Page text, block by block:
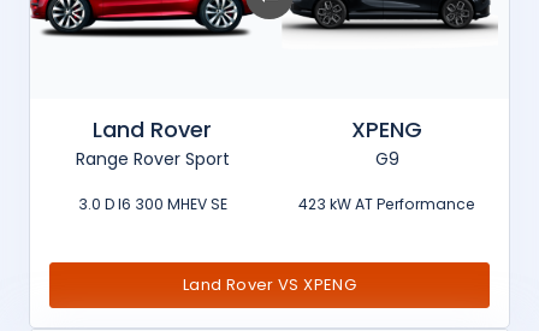
Land Rover
Range Rover Sport
3.0 D I6 300 MHEV SE
XPENG
G9
423 kW AT Performance
Land Rover VS XPENG